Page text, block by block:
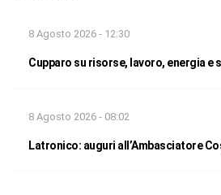
8 Agosto 2026 - 12:30
Cupparo su risorse, lavoro, energia e
8 Agosto 2026 - 08:02
Latronico: auguri all’Ambasciatore